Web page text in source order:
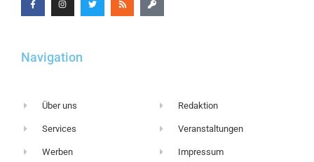
Navigation
Über uns
Services
Werben
Redaktion
Veranstaltungen
Impressum